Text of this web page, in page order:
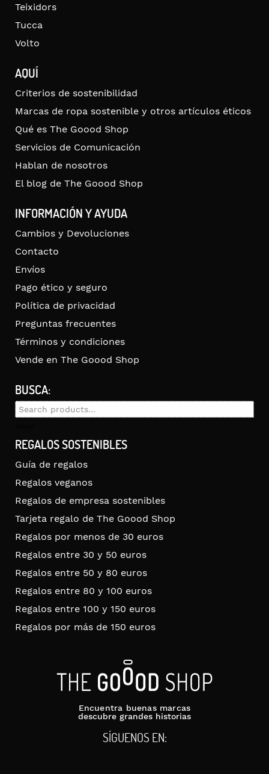
Teixidors
Tucca
Volto
AQUÍ
Criterios de sostenibilidad
Marcas de ropa sostenible y otros artículos éticos
Qué es The Goood Shop
Servicios de Comunicación
Hablan de nosotros
El blog de The Goood Shop
INFORMACIÓN Y AYUDA
Cambios y Devoluciones
Contacto
Envíos
Pago ético y seguro
Política de privacidad
Preguntas frecuentes
Términos y condiciones
Vende en The Goood Shop
BUSCA:
Search
REGALOS SOSTENIBLES
Guía de regalos
Regalos veganos
Regalos de empresa sostenibles
Tarjeta regalo de The Goood Shop
Regalos por menos de 30 euros
Regalos entre 30 y 50 euros
Regalos entre 50 y 80 euros
Regalos entre 80 y 100 euros
Regalos entre 100 y 150 euros
Regalos por más de 150 euros
Encuentra buenas marcas
descubre grandes historias
SÍGUENOS EN: